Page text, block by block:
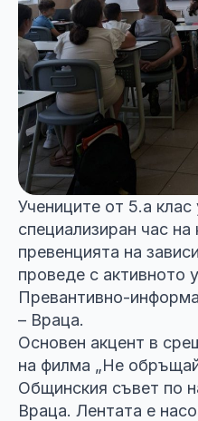
Учениците от 5.а клас
специализиран час на
превенцията на
проведе с активното
Превантивно-
– Враца.
Основен акцент в
на филма „Не
Общинския съвет по
Враца. Лентата е